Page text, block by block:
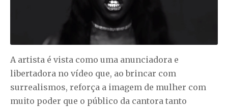
A artista é vista como uma anunciadora e
libertadora no vídeo que, ao brincar com
surrealismos, reforça a imagem de mulher com
muito poder que o público da cantora tanto